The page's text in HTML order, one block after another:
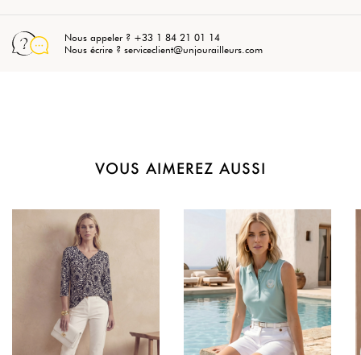
Nous appeler ? +33 1 84 21 01 14
Nous écrire ? serviceclient@unjourailleurs.com
VOUS AIMEREZ AUSSI